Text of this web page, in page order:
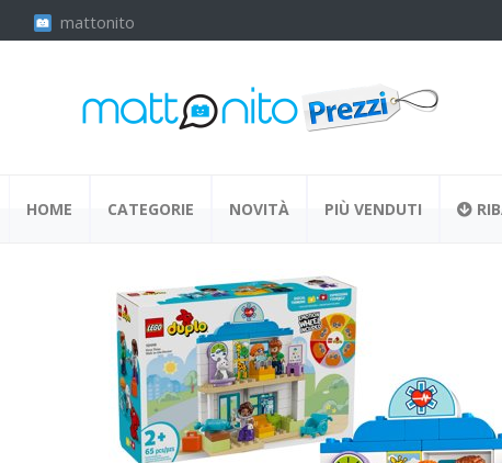
mattonito
HOME CATEGORIE NOVITÀ PIÙ VENDUTI